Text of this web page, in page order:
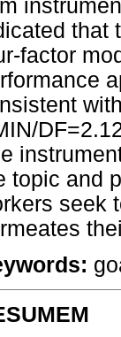
that
factor
topic and
seek